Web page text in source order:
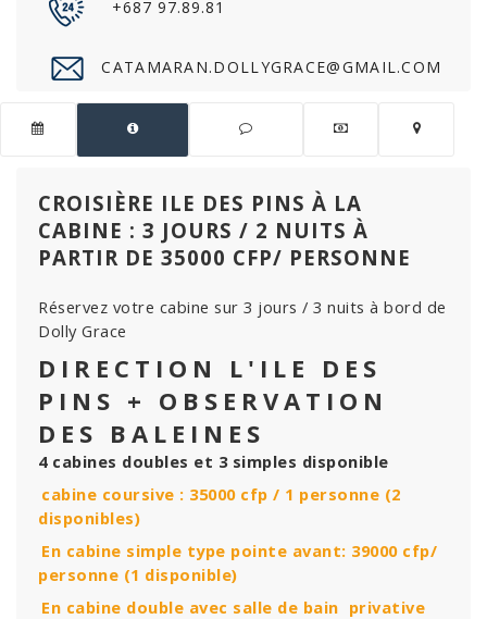
+687 97.89.81
CATAMARAN.DOLLYGRACE@GMAIL.COM
CROISIÈRE ILE DES PINS À LA
CABINE : 3 JOURS / 2 NUITS À
PARTIR DE 35000 CFP/ PERSONNE
Réservez votre cabine sur 3 jours / 3 nuits à bord de
Dolly Grace
DIRECTION L'ILE DES
PINS + OBSERVATION
DES BALEINES
4 cabines doubles et 3 simples disponible
cabine coursive : 35000 cfp / 1 personne (2
disponibles)
En cabine simple type pointe avant: 39000 cfp/
personne (1 disponible)
En cabine double avec salle de bain privative